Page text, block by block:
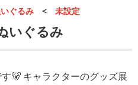
ぐるみ < 未設定
いぐるみ
🐻 キャラクターのグッズ展